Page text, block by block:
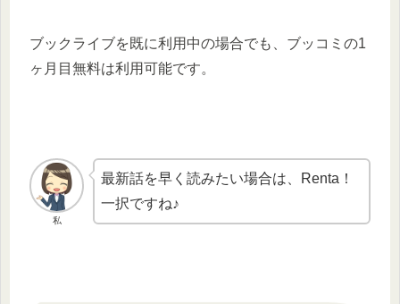
ブックライブを既に利用中の場合でも、ブッコミの1
ヶ月目無料は利用可能です。
私
最新話を早く読みたい場合は、Renta！
一択ですね♪